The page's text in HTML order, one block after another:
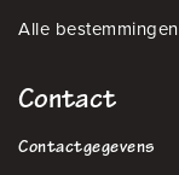
Alle bestemmingen
Contact
Contactgegevens